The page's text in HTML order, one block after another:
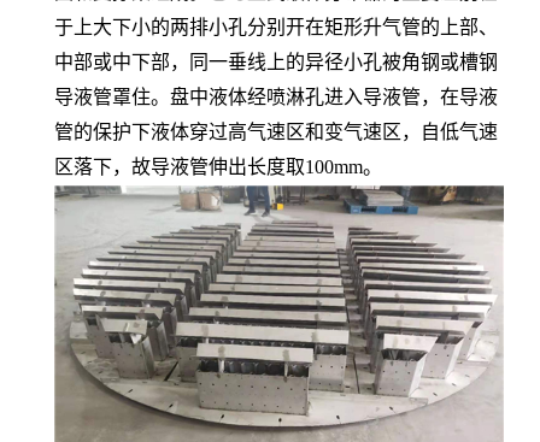
于上大下小的两排小孔分别开在矩形升气管的上部、
中部或中下部，同一垂线上的异径小孔被角钢或槽钢
导液管罩住。盘中液体经喷淋孔进入导液管，在导液
管的保护下液体穿过高气速区和变气速区，自低气速
区落下，故导液管伸出长度取100mm。